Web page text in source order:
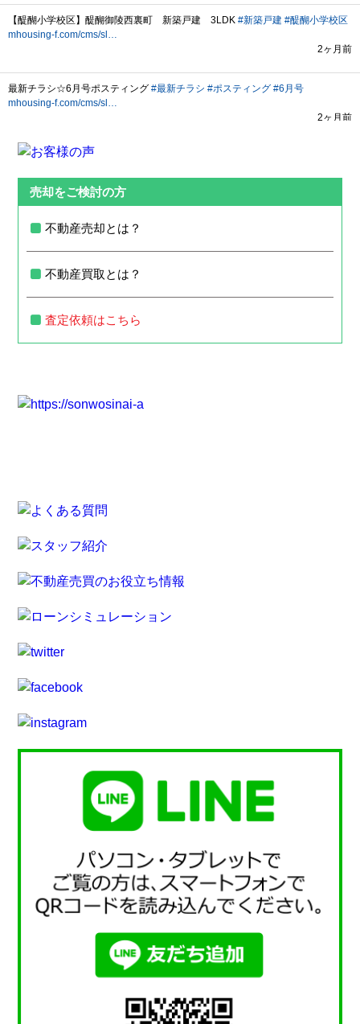
売却をご検討の方
不動産売却とは？
不動産買取とは？
査定依頼はこちら